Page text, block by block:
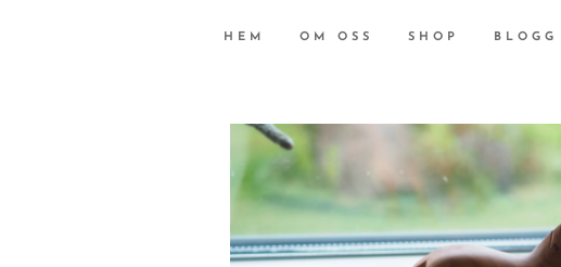
HEM OM OSS SHOP BLOGG